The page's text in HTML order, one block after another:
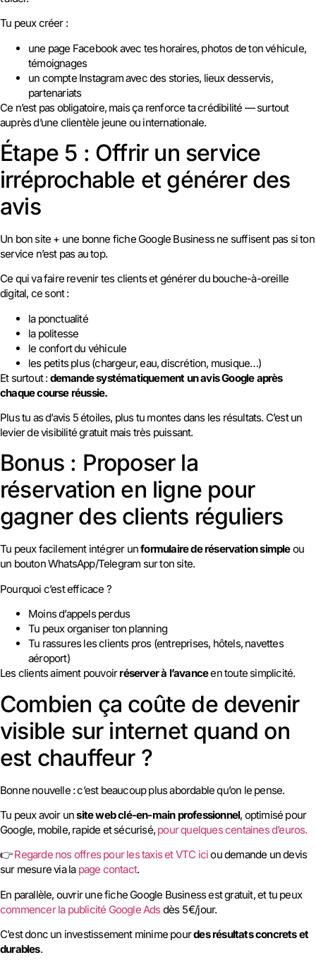
Tu peux créer :
une page Facebook avec tes horaires, photos de ton véhicule,
témoignages
un compte Instagram avec des stories, lieux desservis,
partenariats
Ce n’est pas obligatoire, mais ça renforce ta crédibilité — surtout
auprès d’une clientèle jeune ou internationale.
Étape 5 : Offrir un service
irréprochable et générer des
avis
Un bon site + une bonne fiche Google Business ne suffisent pas si ton
service n’est pas au top.
Ce qui va faire revenir tes clients et générer du bouche-à-oreille
digital, ce sont :
la ponctualité
la politesse
le confort du véhicule
les petits plus (chargeur, eau, discrétion, musique…)
Et surtout : demande systématiquement un avis Google après
chaque course réussie.
Plus tu as d’avis 5 étoiles, plus tu montes dans les résultats. C’est un
levier de visibilité gratuit mais très puissant.
Bonus : Proposer la
réservation en ligne pour
gagner des clients réguliers
Tu peux facilement intégrer unformulaire de réservation simpleou
un bouton WhatsApp/Telegram sur ton site.
Pourquoi c’est efficace ?
Moins d’appels perdus
Tu peux organiser ton planning
Tu rassures les clients pros (entreprises, hôtels, navettes
aéroport)
Les clients aiment pouvoirréserver à l’avanceen toute simplicité.
Combien ça coûte de devenir
visible sur internet quand on
est chauffeur ?
Bonne nouvelle : c’est beaucoup plus abordable qu’on le pense.
Tu peux avoir unsite web clé-en-main professionnel, optimisé pour
Google, mobile, rapide et sécurisé, pour quelques centaines d’euros.
👉Regarde nos offres pour les taxis et VTC iciou demande un devis
sur mesure via la page contact.
En parallèle, ouvrir une fiche Google Business est gratuit, et tu peux
commencer la publicité Google Adsdès 5 €/jour.
C’est donc un investissement minime pourdes résultats concrets et
durables.